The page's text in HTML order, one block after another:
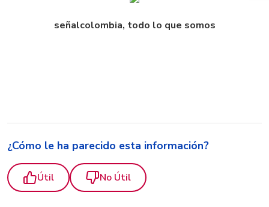
señalcolombia, todo lo que somos
¿Cómo le ha parecido esta información?
Útil No Útil